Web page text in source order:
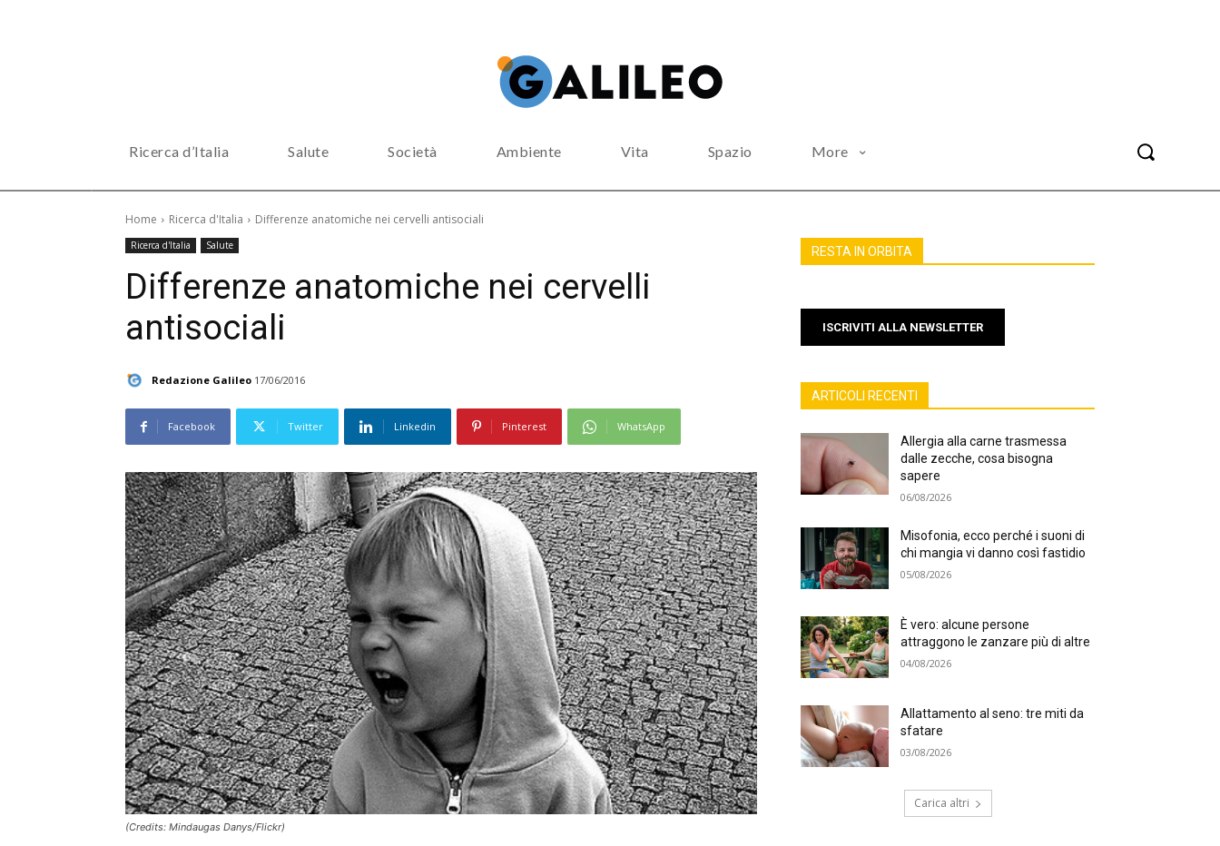
Ricerca d’Italia Salute Società Ambiente Vita Spazio More
Home Ricerca d'Italia Differenze anatomiche nei cervelli antisociali
Ricerca d'Italia Salute
Differenze anatomiche nei cervelli
antisociali
Redazione Galileo 17/06/2016
Facebook Twitter Linkedin Pinterest WhatsApp
(Credits: Mindaugas Danys/Flickr)
RESTA IN ORBITA
ISCRIVITI ALLA NEWSLETTER
ARTICOLI RECENTI
Allergia alla carne trasmessa
dalle zecche, cosa bisogna
sapere
06/08/2026
Misofonia, ecco perché i suoni di
chi mangia vi danno così fastidio
05/08/2026
È vero: alcune persone
attraggono le zanzare più di altre
04/08/2026
Allattamento al seno: tre miti da
sfatare
03/08/2026
Carica altri